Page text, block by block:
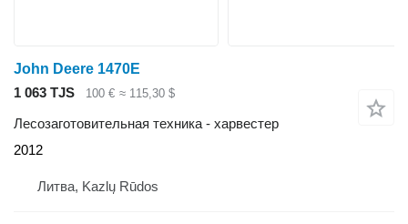
John Deere 1470E
1 063 TJS
100 € ≈ 115,30 $
Лесозаготовительная техника - харвестер
2012
Литва, Kazlų Rūdos